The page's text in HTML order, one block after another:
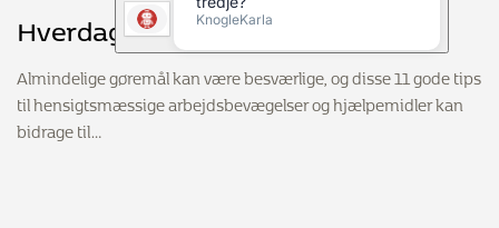
Hverdagens aktiviteter
Almindelige gøremål kan være besværlige, og disse 11 gode tips
til hensigtsmæssige arbejdsbevægelser og hjælpemidler kan
bidrage til…